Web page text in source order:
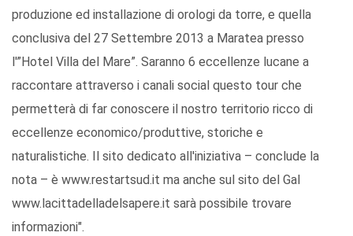
produzione ed installazione di orologi da torre, e quella
conclusiva del 27 Settembre 2013 a Maratea presso
l'”Hotel Villa del Mare”. Saranno 6 eccellenze lucane a
raccontare attraverso i canali social questo tour che
permetterà di far conoscere il nostro territorio ricco di
eccellenze economico/produttive, storiche e
naturalistiche. Il sito dedicato all'iniziativa – conclude la
nota – è www.restartsud.it ma anche sul sito del Gal
www.lacittadelladelsapere.it sarà possibile trovare
informazioni".